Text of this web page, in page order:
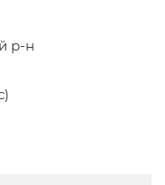
р-н